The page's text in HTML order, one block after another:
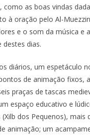
como as boas vindas
à oração pelo Al-
e o som da música e
destes dias.
diários, um espetáculo
de animação fixos,
praças de tascas
espaço educativo e
dos Pequenos), mais
animação; um